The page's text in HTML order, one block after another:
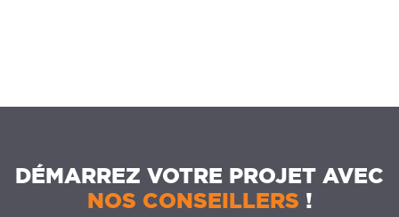
DÉMARREZ VOTRE PROJET AVEC
NOS CONSEILLERS !